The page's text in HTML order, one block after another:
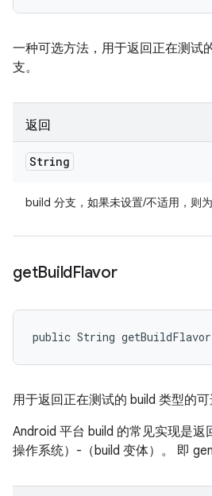
一种可选方法，用于返回正在测试
支。
返回
String
build 分支，如果未设置/不适用，则为
getBuildFlavor
public String
用于返回正在测试的 build 类型的可
Android 平台 build 的常见实现是返
操作系统）-（build 变体）。 即